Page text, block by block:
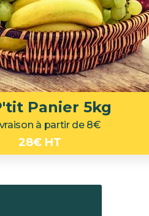
Panier 5kg
à partir de 8€
28€ HT